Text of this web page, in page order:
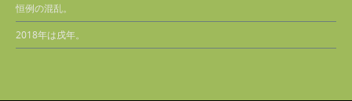
恒例の混乱。
2018年は戌年。